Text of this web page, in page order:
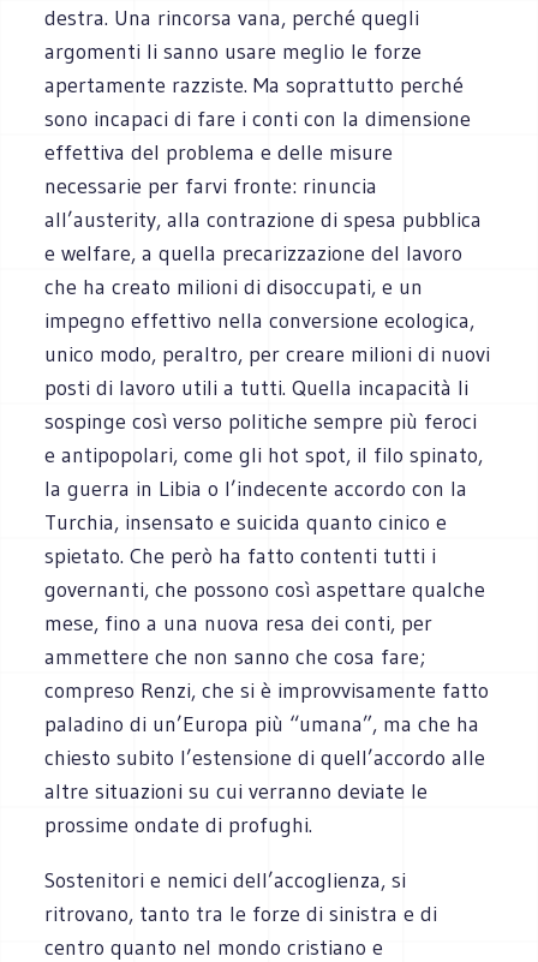
destra. Una rincorsa vana, perché quegli
argomenti li sanno usare meglio le forze
apertamente razziste. Ma soprattutto perché
sono incapaci di fare i conti con la dimensione
effettiva del problema e delle misure
necessarie per farvi fronte: rinuncia
all’austerity, alla contrazione di spesa pubblica
e welfare, a quella precarizzazione del lavoro
che ha creato milioni di disoccupati, e un
impegno effettivo nella conversione ecologica,
unico modo, peraltro, per creare milioni di nuovi
posti di lavoro utili a tutti. Quella incapacità li
sospinge così verso politiche sempre più feroci
e antipopolari, come gli hot spot, il filo spinato,
la guerra in Libia o l’indecente accordo con la
Turchia, insensato e suicida quanto cinico e
spietato. Che però ha fatto contenti tutti i
governanti, che possono così aspettare qualche
mese, fino a una nuova resa dei conti, per
ammettere che non sanno che cosa fare;
compreso Renzi, che si è improvvisamente fatto
paladino di un’Europa più “umana”, ma che ha
chiesto subito l’estensione di quell’accordo alle
altre situazioni su cui verranno deviate le
prossime ondate di profughi.
Sostenitori e nemici dell’accoglienza, si
ritrovano, tanto tra le forze di sinistra e di
centro quanto nel mondo cristiano e